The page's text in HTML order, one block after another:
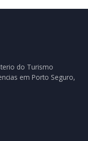
do Turismo
em Porto Seguro,